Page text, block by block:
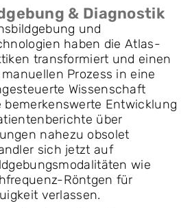
& Diagnostik
und
haben die Atlas-
transformiert und einen
Prozess in eine
Wissenschaft
bemerkenswerte Entwicklung
über
nahezu obsolet
sich jetzt auf
wie
Röntgen für
verlassen.